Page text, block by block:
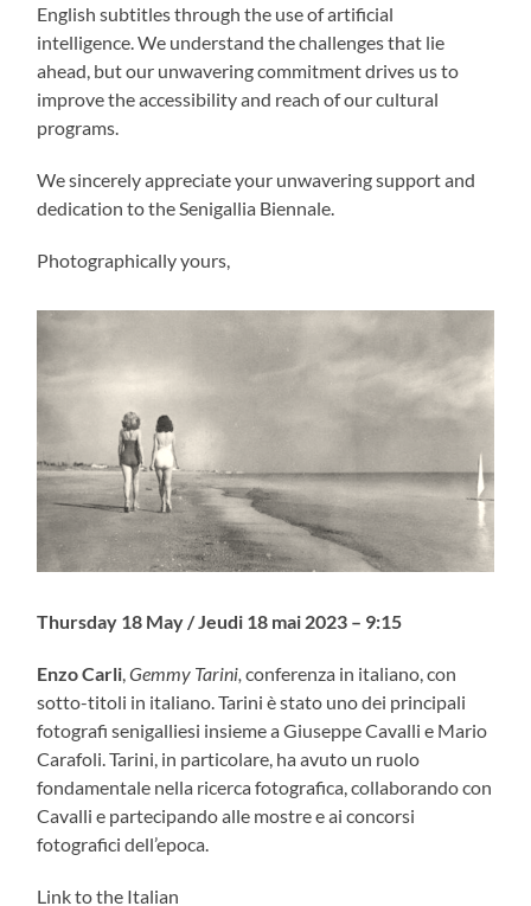
English subtitles through the use of artificial
intelligence. We understand the challenges that lie
ahead, but our unwavering commitment drives us to
improve the accessibility and reach of our cultural
programs.
We sincerely appreciate your unwavering support and
dedication to the Senigallia Biennale.
Photographically yours,
Thursday 18 May / Jeudi 18 mai 2023 – 9:15
Enzo Carli ,Gemmy Tarini,conferenza in italiano, con
sotto-titoli in italiano. Tarini è stato uno dei principali
fotografi senigalliesi insieme a Giuseppe Cavalli e Mario
Carafoli. Tarini, in particolare, ha avuto un ruolo
fondamentale nella ricerca fotografica, collaborando con
Cavalli e partecipando alle mostre e ai concorsi
fotografici dell’epoca.
Link to the Italian